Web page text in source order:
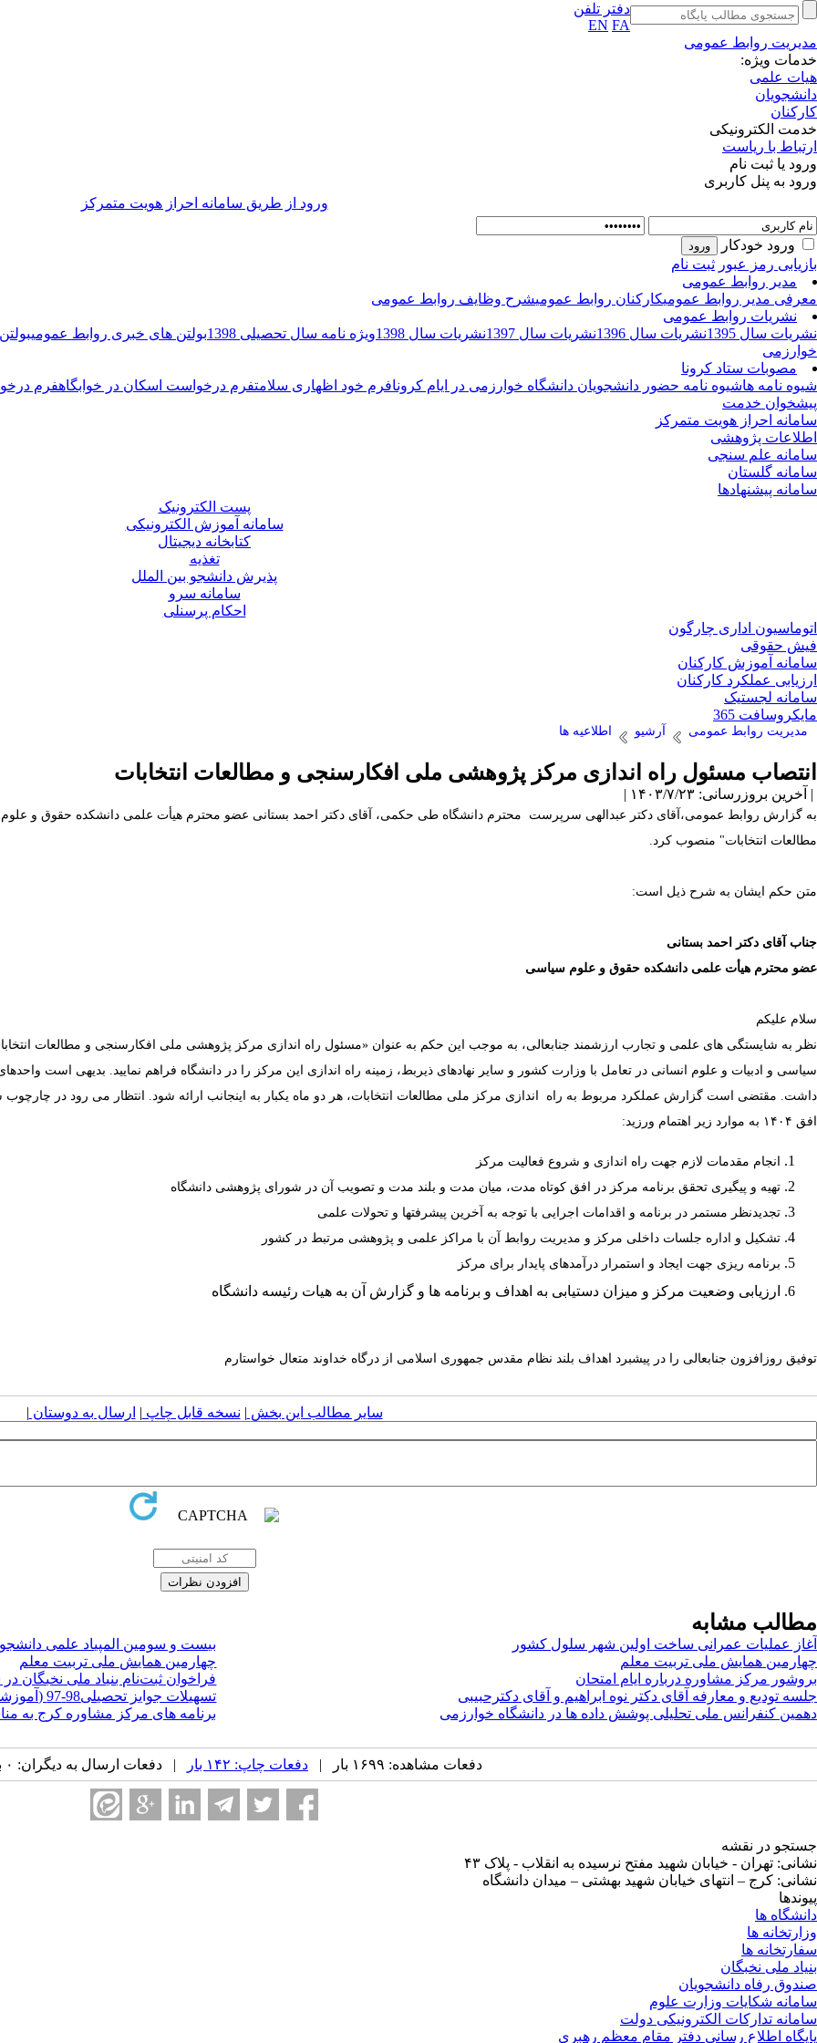
دفتر تلفن
EN FA
مدیریت روابط عمومی
خدمات ویژه:
هیات علمی
دانشجویان
کارکنان
خدمت الکترونیکی
ارتباط با ریاست
ورود یا ثبت نام
ورود به پنل کاربری
ورود از طريق سامانه احراز هويت متمركز
ورود خودکار
بازیابی رمز عبور ثبت نام
مدیر روابط عمومی
معرفی مدیر روابط عمومیکارکنان روابط عمومیشرح وظایف روابط عمومی
نشریات روابط عمومی
نشریات سال 1395
نشریات سال 1396 نشریات سال 1397 نشریات سال 1398 ویژه نامه سال تحصیلی 1398 بولتن های خبری روابط عمومی
خوارزمی
مصوبات ستاد کرونا
شیوه نامه هاشیوه نامه حضور دانشجویان دانشگاه خوارزمی در ایام کرونافرم خود اظهاری سلامتفرم درخواست اسکان در خوابگاهفرم
پیشخوان خدمت
سامانه احراز هویت متمرکز
اطلاعات پژوهشی
سامانه علم سنجی
سامانه گلستان
سامانه پیشنهادها
پست الکترونیک
سامانه آموزش الکترونیکی
کتابخانه دیجیتال
تغذیه
پذیرش دانشجو بین الملل
سامانه سرو
احکام پرسنلی
اتوماسیون اداری چارگون
فیش حقوقی
سامانه آموزش کارکنان
ارزیابی عملکرد کارکنان
سامانه لجستیک
مایکروسافت 365
مدیریت روابط عمومی آرشیو اطلاعیه ها
انتصاب مسئول راه اندازی مرکز پژوهشی ملی افکارسنجی و مطالعات انتخابات
| آخرین بروزرسانی: ۱۴۰۳/۷/۲۳ |
به گزارش روابط عمومی،آقای دکتر عبدالهی سرپرست محترم دانشگاه طی حکمی، آقای دکتر احمد بستانی عضو محترم هیأت علمی دانشکده حقوق و
مطالعات انتخابات" منصوب کرد.
متن حکم ایشان به شرح ذیل است:
جناب آقای دکتر
احمد بستانی
عضو محترم هیأت علمی دانشکده حقوق و علوم سیاسی
سلام علیکم
نظر به شایستگی­ های علمی و تجارب ارزشمند جنابعالی، به موجب این حکم به عنوان «مسئول راه ­اندازی مرکز پژوهشی ملی افکارسنجی و مطالعات
سیاسی و ادبیات و علوم انسانی در تعامل با وزارت کشور و سایر نهادهای ذیربط، زمینه راه ­اندازی این مرکز را در دانشگاه فراهم نمایید. بدیهی است
داشت. مقتضی است گزارش عملکرد مربوط به راه ­اندازی مرکز ملی مطالعات انتخابات، هر دو ماه یکبار به اینجانب ارائه شود. انتظار می ­رود در چارچوب
افق ۱۴۰۴ به موارد زیر اهتمام ورزید:
انجام مقدمات لازم جهت راه اندازی و شروع فعالیت مرکز
تهیه و پیگیری تحقق برنامه مرکز در افق کوتاه مدت، میان مدت و بلند مدت و تصویب آن در شورای پژوهشی دانشگاه
تجدیدنظر مستمر در برنامه و اقدامات اجرایی با توجه به آخرین پیشرفتها و تحولات علمی
تشکیل و اداره جلسات داخلی مرکز و مدیریت روابط آن با مراکز علمی و پژوهشی مرتبط در کشور
برنامه ­ریزی جهت ایجاد و استمرار درآمدهای پایدار برای مرکز
ارزیابی وضعیت مرکز و میزان دستیابی به اهداف و برنامه­ ها و گزارش آن به هیات رئیسه دانشگاه
توفیق روزافزون جنابعالی را در پیش­برد اهداف بلند نظام مقدس جمهوری اسلامی از درگاه خداوند متعال خواستارم
سایر مطالب این بخش | نسخه قابل چاپ | ارسال به دوستان |
مطالب مشابه
آغاز عملیات عمرانی ساخت اولین شهر سلول کشور
بیست و سومین المپیاد علمی
چهارمین همایش ملی تربیت معلم
چهارمین همایش ملی تربیت معلم
بروشور مرکز مشاوره درباره ایام امتحان
فراخوان ثبت‌نام بنیاد ملی نخبگان در
جلسه تودیع و معارفه آقای دکتر نوه ابراهیم و آقای دکترحبیبی
تسهیلات جوایز تحصیلی98-97 (آموزشی، پژوهشی، فناورانه و فرهنگی) بنیاد ملی نخبگان استان البرز
دهمین کنفرانس ملی تحلیلی پوشش داده ها در دانشگاه خوارزمی
برنامه های مرکز مشاوره کرج به
دفعات مشاهده: ۱۶۹۹ بار | دفعات چاپ: ۱۴۲ بار | دفعات ارسال به دیگران: ۰ بار |
جستجو در نقشه
نشانی: تهران - خیابان شهید مفتح نرسیده به انقلاب - پلاک ۴۳
نشانی: کرج – انتهای خیابان شهید بهشتی – میدان دانشگاه
پیوندها
دانشگاه ها
وزارتخانه ها
سفارتخانه ها
بنیاد ملی نخبگان
صندوق رفاه دانشجویان
سامانه شکایات وزارت علوم
سامانه تدارکات الکترونیکی دولت
پایگاه اطلاع رسانی دفتر مقام معظم رهبری